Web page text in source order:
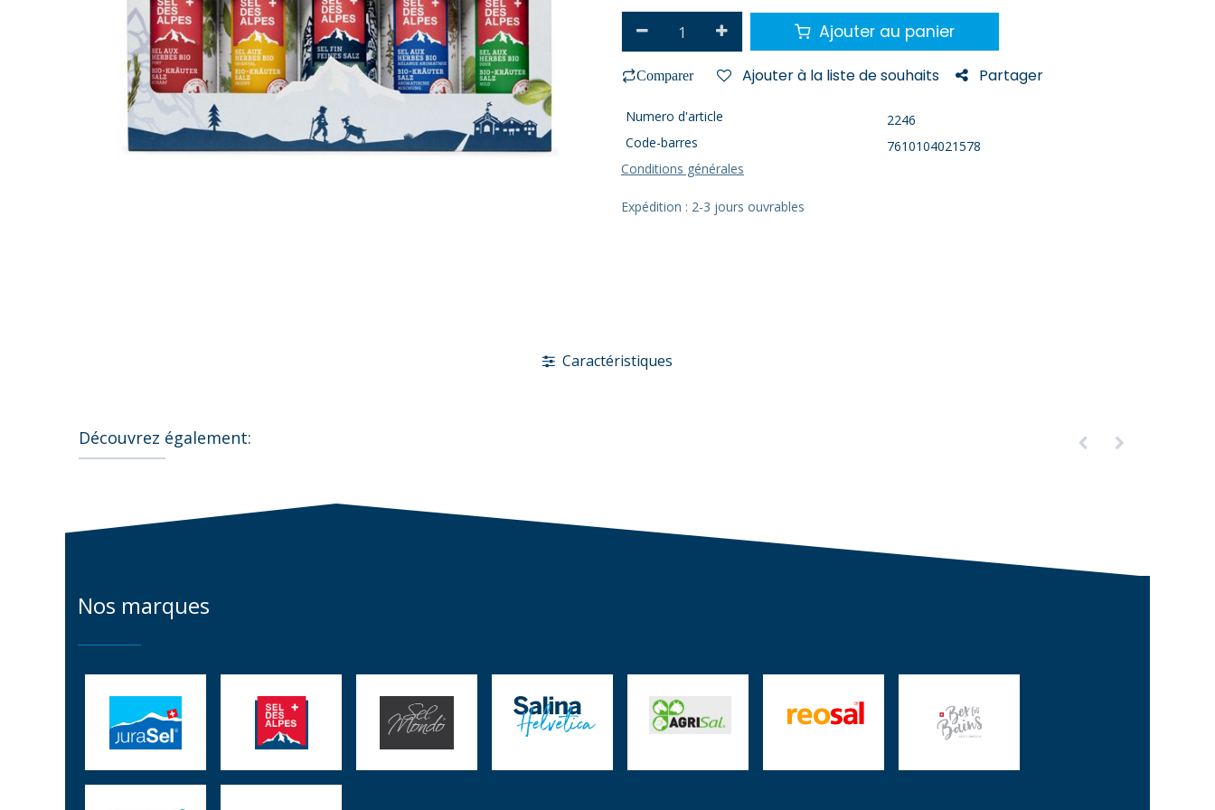
Ajouter au panier
Comparer Ajouter à la liste de souhaits Partager
Numero d'article
2246
Code-barres
7610104021578
Conditions générales
Expédition : 2-3 jours ouvrables
Caractéristiques
Découvrez également:
Nos marques